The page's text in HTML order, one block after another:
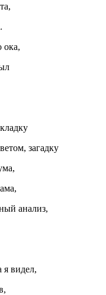
ока,
загадку
анализ,
я видел,